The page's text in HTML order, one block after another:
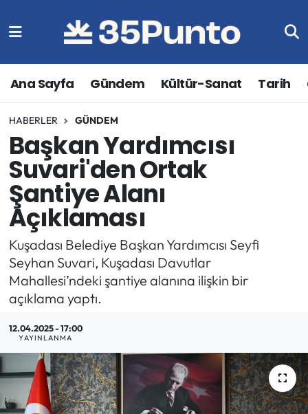
Ana Sayfa Gündem Kültür-Sanat Tarih
HABERLER GÜNDEM
Başkan Yardımcısı
Suvari'den Ortak
Şantiye Alanı
Açıklaması
Kuşadası Belediye Başkan Yardımcısı Seyfi
Seyhan Suvari, Kuşadası Davutlar
Mahallesi’ndeki şantiye alanına ilişkin bir
açıklama yaptı.
12.04.2025 - 17:00
YAYINLANMA